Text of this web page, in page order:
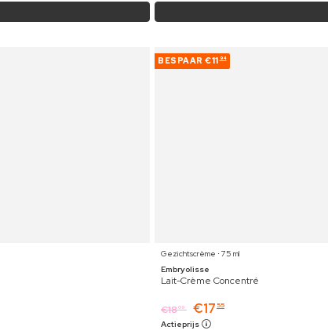
BESPAAR €11 94
Gezichtscrème ⋅ 75 ml
Embryolisse
Lait-Crème Concentré
€1809 €17 55
Actieprijs